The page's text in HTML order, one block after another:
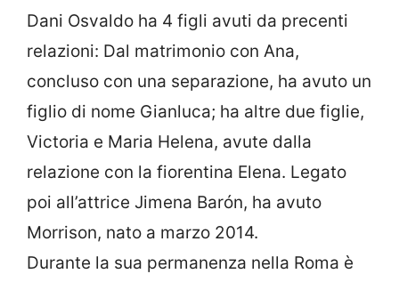
Dani Osvaldo ha 4 figli avuti da precenti
relazioni: Dal matrimonio con Ana,
concluso con una separazione, ha avuto un
figlio di nome Gianluca; ha altre due figlie,
Victoria e Maria Helena, avute dalla
relazione con la fiorentina Elena. Legato
poi all’attrice Jimena Barón, ha avuto
Morrison, nato a marzo 2014.
Durante la sua permanenza nella Roma è